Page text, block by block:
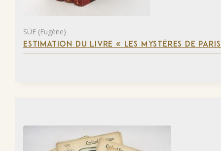
SÜE (Eugène)
ESTIMATION DU LIVRE « LES MYSTÈRES DE